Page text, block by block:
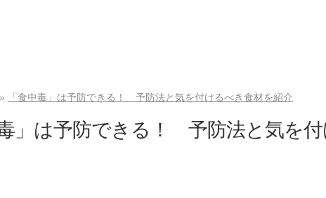
「食中毒」は予防できる！ 予防法と気を付けるべき食材を紹介
毒」は予防できる！ 予防法と気を